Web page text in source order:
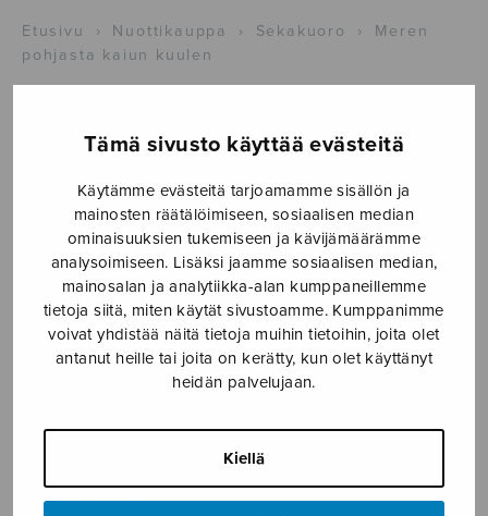
Tämä sivusto käyttää evästeitä
Käytämme evästeitä tarjoamamme sisällön ja
mainosten räätälöimiseen, sosiaalisen median
ominaisuuksien tukemiseen ja kävijämäärämme
analysoimiseen. Lisäksi jaamme sosiaalisen median,
mainosalan ja analytiikka-alan kumppaneillemme
tietoja siitä, miten käytät sivustoamme. Kumppanimme
voivat yhdistää näitä tietoja muihin tietoihin, joita olet
antanut heille tai joita on kerätty, kun olet käyttänyt
heidän palvelujaan.
Kiellä
Etusivu › Nuottikauppa › Sekakuoro ›
Meren
pohjasta kaiun kuulen
Meren pohjasta
Linkola Jukka